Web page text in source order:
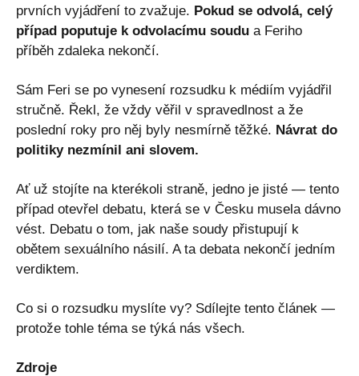
prvních vyjádření to zvažuje. Pokud se odvolá, celý
případ poputuje k odvolacímu soudu a Feriho
příběh zdaleka nekončí.
Sám Feri se po vynesení rozsudku k médiím vyjádřil
stručně. Řekl, že vždy věřil v spravedlnost a že
poslední roky pro něj byly nesmírně těžké. Návrat do
politiky nezmínil ani slovem.
Ať už stojíte na kterékoli straně, jedno je jisté — tento
případ otevřel debatu, která se v Česku musela dávno
vést. Debatu o tom, jak naše soudy přistupují k
obětem sexuálního násilí. A ta debata nekončí jedním
verdiktem.
Co si o rozsudku myslíte vy? Sdílejte tento článek —
protože tohle téma se týká nás všech.
Zdroje